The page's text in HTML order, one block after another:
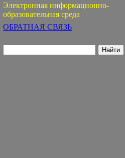
Электронная информационно-
образовательная среда
ОБРАТНАЯ СВЯЗЬ